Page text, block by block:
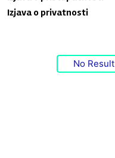
Izjava o privatnosti
No Result